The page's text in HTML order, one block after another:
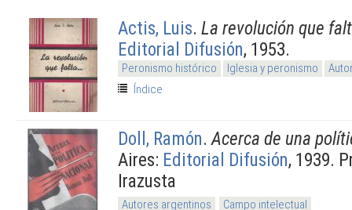
Actis, Luis. La revolución que
Editorial Difusión, 1953.
Peronismo histórico Iglesia y peronismo
Índice
Doll, Ramón. Acerca de una
Aires: Editorial Difusión, 1939.
Irazusta
Autores argentinos
Campo intelectual